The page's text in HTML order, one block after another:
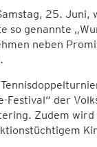
25.
so genannte
neben
Festival“ der
Zudem